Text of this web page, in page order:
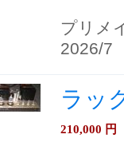
プリメ
2026/7
ラッ
210,000 円